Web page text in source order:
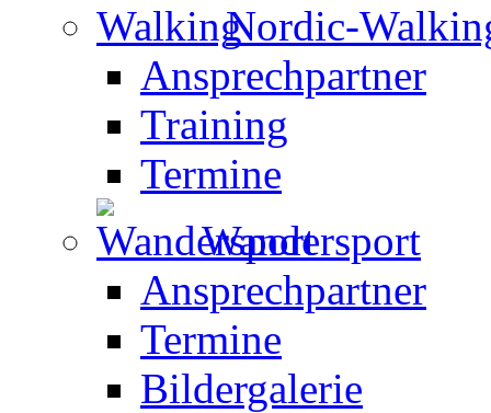
Nordic-
Ansprechpartner
Training
Termine
Wandersport
Ansprechpartner
Termine
Bildergalerie